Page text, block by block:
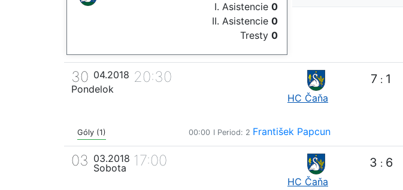
I. Asistencie 0
II. Asistencie 0
Tresty 0
30 04.2018
Pondelok
20:30
HC Čaňa
7 : 1
Góly (1) 00:00 I Period: 2 František Papcun
03 03.2018
Sobota
17:00
HC Čaňa
3 : 6